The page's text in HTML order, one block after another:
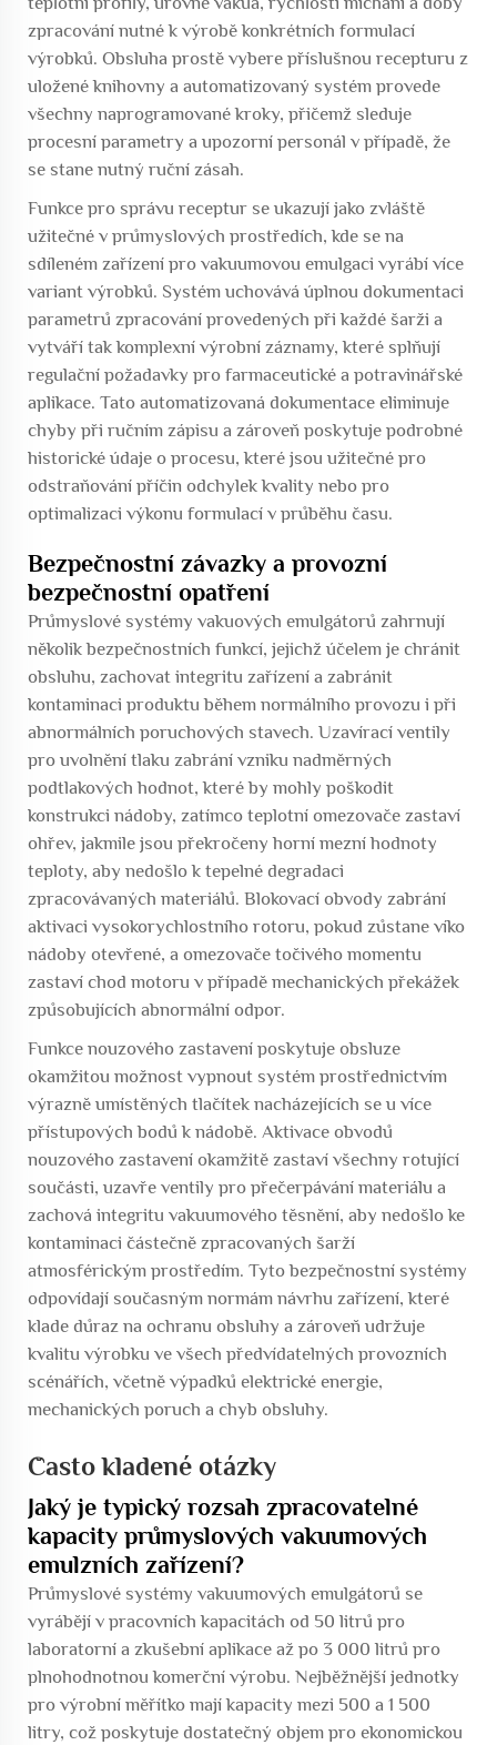
zpracování nutné k výrobě konkrétních formulací
výrobků. Obsluha prostě vybere příslušnou recepturu z
uložené knihovny a automatizovaný systém provede
všechny naprogramované kroky, přičemž sleduje
procesní parametry a upozorní personál v případě, že
se stane nutný ruční zásah.
Funkce pro správu receptur se ukazují jako zvláště
užitečné v průmyslových prostředích, kde se na
sdíleném zařízení pro vakuumovou emulgaci vyrábí více
variant výrobků. Systém uchovává úplnou dokumentaci
parametrů zpracování provedených při každé šarži a
vytváří tak komplexní výrobní záznamy, které splňují
regulační požadavky pro farmaceutické a potravinářské
aplikace. Tato automatizovaná dokumentace eliminuje
chyby při ručním zápisu a zároveň poskytuje podrobné
historické údaje o procesu, které jsou užitečné pro
odstraňování příčin odchylek kvality nebo pro
optimalizaci výkonu formulací v průběhu času.
Bezpečnostní závazky a provozní
bezpečnostní opatření
Průmyslové systémy vakuových emulgátorů zahrnují
několik bezpečnostních funkcí, jejichž účelem je chránit
obsluhu, zachovat integritu zařízení a zabránit
kontaminaci produktu během normálního provozu i při
abnormálních poruchových stavech. Uzavírací ventily
pro uvolnění tlaku zabrání vzniku nadměrných
podtlakových hodnot, které by mohly poškodit
konstrukci nádoby, zatímco teplotní omezovače zastaví
ohřev, jakmile jsou překročeny horní mezní hodnoty
teploty, aby nedošlo k tepelné degradaci
zpracovávaných materiálů. Blokovací obvody zabrání
aktivaci vysokorychlostního rotoru, pokud zůstane víko
nádoby otevřené, a omezovače točivého momentu
zastaví chod motoru v případě mechanických překážek
způsobujících abnormální odpor.
Funkce nouzového zastavení poskytuje obsluze
okamžitou možnost vypnout systém prostřednictvím
výrazně umístěných tlačítek nacházejících se u více
přístupových bodů k nádobě. Aktivace obvodů
nouzového zastavení okamžitě zastaví všechny rotující
součásti, uzavře ventily pro přečerpávání materiálu a
zachová integritu vakuumového těsnění, aby nedošlo ke
kontaminaci částečně zpracovaných šarží
atmosférickým prostředím. Tyto bezpečnostní systémy
odpovídají současným normám návrhu zařízení, které
klade důraz na ochranu obsluhy a zároveň udržuje
kvalitu výrobku ve všech předvídatelných provozních
scénářích, včetně výpadků elektrické energie,
mechanických poruch a chyb obsluhy.
Často kladené otázky
Jaký je typický rozsah zpracovatelné
kapacity průmyslových vakuumových
emulzních zařízení?
Průmyslové systémy vakuumových emulgátorů se
vyrábějí v pracovních kapacitách od 50 litrů pro
laboratorní a zkušební aplikace až po 3 000 litrů pro
plnohodnotnou komerční výrobu. Nejběžnější jednotky
pro výrobní měřítko mají kapacity mezi 500 a 1 500
litry, což poskytuje dostatečný objem pro ekonomickou